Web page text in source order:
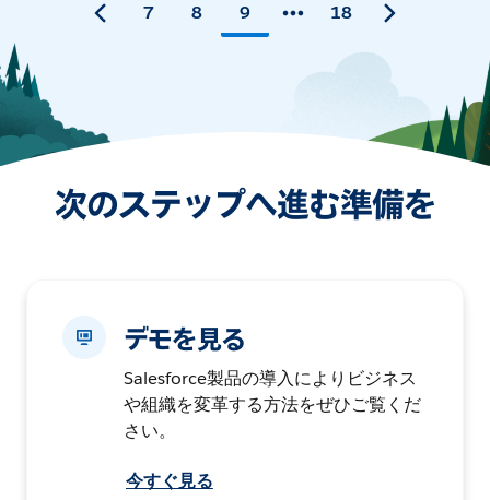
7 8 9 18
次のステップへ進む準備を
デモを見る
Salesforce製品の導入によりビジネス
や組織を変革する方法をぜひご覧くだ
さい。
今すぐ見る